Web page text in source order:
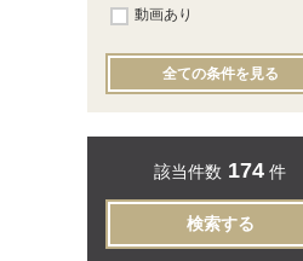
木曽川 （6）
動画あり
全ての条件を見る
該当件数 174 件
検索する